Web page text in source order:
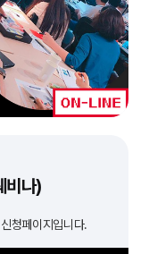
비나)
청페이지입니다.